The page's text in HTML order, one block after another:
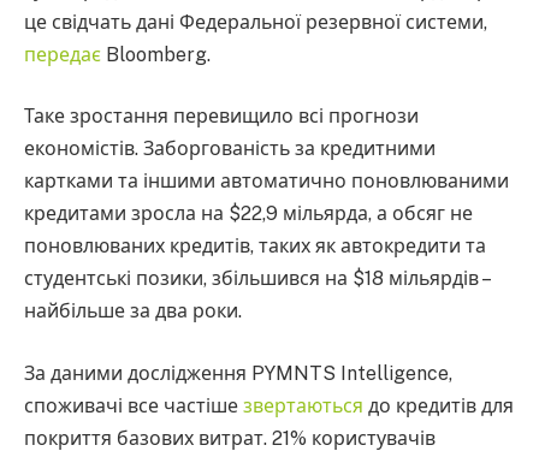
це свідчать дані Федеральної резервної системи,
передає Bloomberg.
Таке зростання перевищило всі прогнози
економістів. Заборгованість за кредитними
картками та іншими автоматично поновлюваними
кредитами зросла на $22,9 мільярда, а обсяг не
поновлюваних кредитів, таких як автокредити та
студентські позики, збільшився на $18 мільярдів –
найбільше за два роки.
За даними дослідження PYMNTS Intelligence,
споживачі все частіше звертаються до кредитів для
покриття базових витрат. 21% користувачів